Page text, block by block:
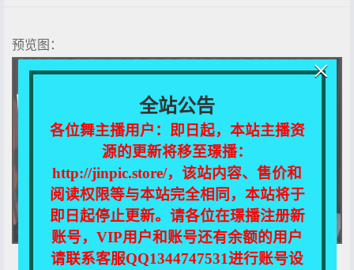
主播合集
充值&解压说明
用户中心
预览图：
全站公告
各位舞主播用户：即日起，本站主播资
源的更新将移至璟播：
http://jinpic.store/，该站内容、售价和
阅读权限等与本站完全相同，本站将于
即日起停止更新。请各位在璟播注册新
账号，VIP用户和账号还有余额的用户
请联系客服QQ1344747531进行账号设
×